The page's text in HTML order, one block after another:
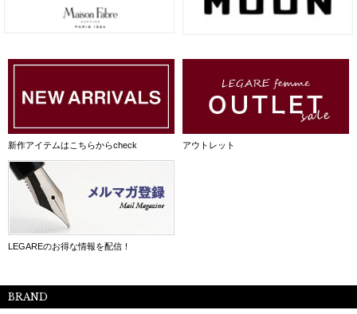
新作アイテムはこちらからcheck アウトレット
LEGAREのお得な情報を配信！
BRAND